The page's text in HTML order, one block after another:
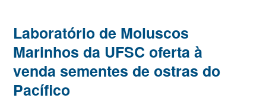
Laboratório de Moluscos
Marinhos da UFSC oferta à
venda sementes de ostras do
Pacífico